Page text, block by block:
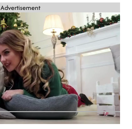
Advertisement